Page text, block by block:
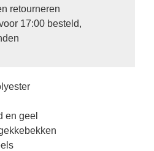
retourneren
17:00 besteld,
en geel